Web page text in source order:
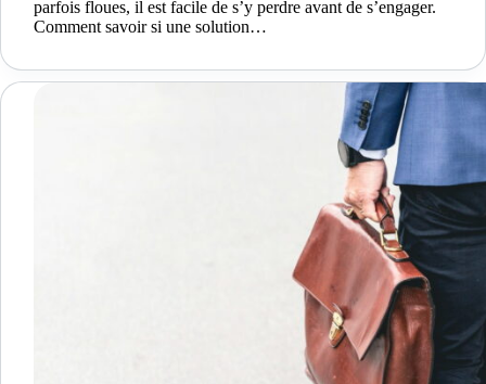
parfois floues, il est facile de s’y perdre avant de s’engager.
Comment savoir si une solution…